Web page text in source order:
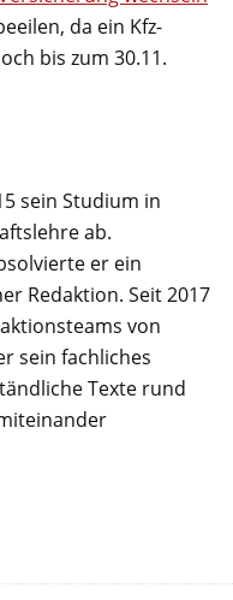
da ein Kfz-
bis zum 30.11.
sein Studium in
ab.
er ein
Redaktion. Seit 2017
von
sein fachliches
Texte rund